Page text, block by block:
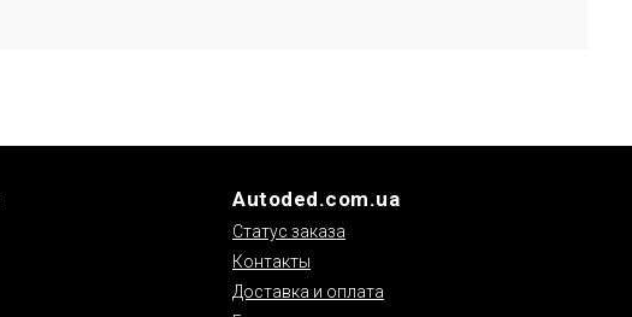
Autoded.com.ua
Статус заказа
Контакты
Доставка и оплата